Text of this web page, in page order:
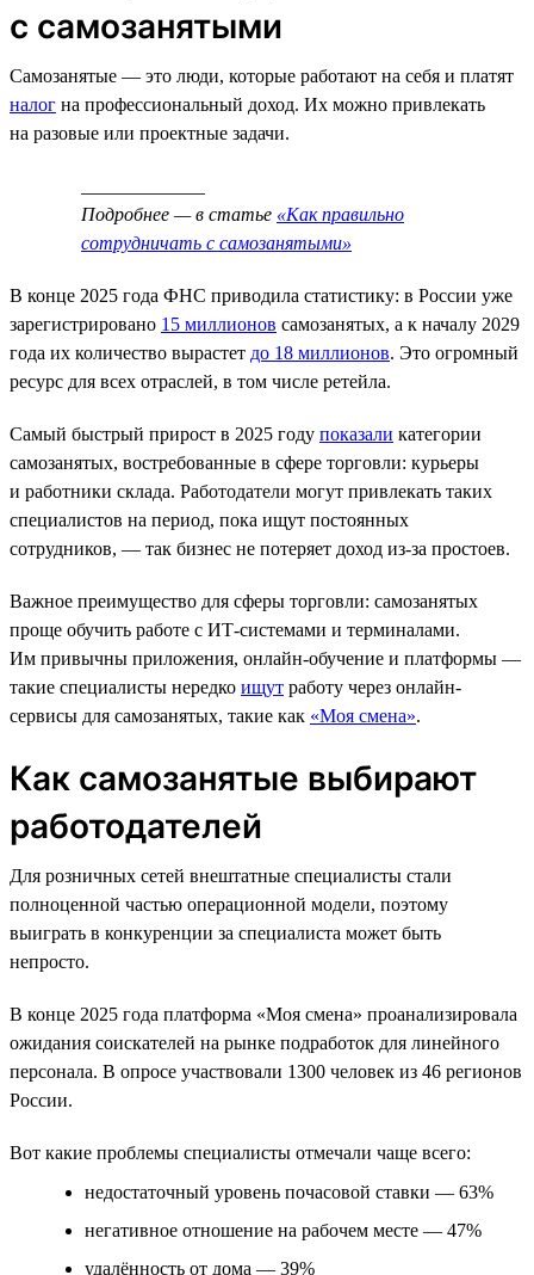
с самозанятыми
Самозанятые — это люди, которые работают на себя и платят
налог на профессиональный доход. Их можно привлекать
на разовые или проектные задачи.
Подробнее — в статье «Как правильно
сотрудничать с самозанятыми»
В конце 2025 года ФНС приводила статистику: в России уже
зарегистрировано 15 миллионов самозанятых, а к началу 2029
года их количество вырастет до 18 миллионов. Это огромный
ресурс для всех отраслей, в том числе ретейла.
Самый быстрый прирост в 2025 году показали категории
самозанятых, востребованные в сфере торговли: курьеры
и работники склада. Работодатели могут привлекать таких
специалистов на период, пока ищут постоянных
сотрудников, — так бизнес не потеряет доход из-за простоев.
Важное преимущество для сферы торговли: самозанятых
проще обучить работе с ИТ-системами и терминалами.
Им привычны приложения, онлайн-обучение и платформы —
такие специалисты нередко ищут работу через онлайн-
сервисы для самозанятых, такие как «Моя смена».
Как самозанятые выбирают
работодателей
Для розничных сетей внештатные специалисты стали
полноценной частью операционной модели, поэтому
выиграть в конкуренции за специалиста может быть
непросто.
В конце 2025 года платформа «Моя смена» проанализировала
ожидания соискателей на рынке подработок для линейного
персонала. В опросе участвовали 1300 человек из 46 регионов
России.
Вот какие проблемы специалисты отмечали чаще всего:
недостаточный уровень почасовой ставки — 63%
негативное отношение на рабочем месте — 47%
удалённость от дома — 39%